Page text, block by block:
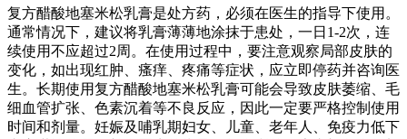
复方醋酸地塞米松乳膏是处方药，必须在医生的指导下使用。
通常情况下，建议将乳膏薄薄地涂抹于患处，一日1-2次，连
续使用不应超过2周。在使用过程中，要注意观察局部皮肤的
变化，如出现红肿、瘙痒、疼痛等症状，应立即停药并咨询医
生。长期使用复方醋酸地塞米松乳膏可能会导致皮肤萎缩、毛
细血管扩张、色素沉着等不良反应，因此一定要严格控制使用
时间和剂量。妊娠及哺乳期妇女、儿童、老年人、免疫力低下